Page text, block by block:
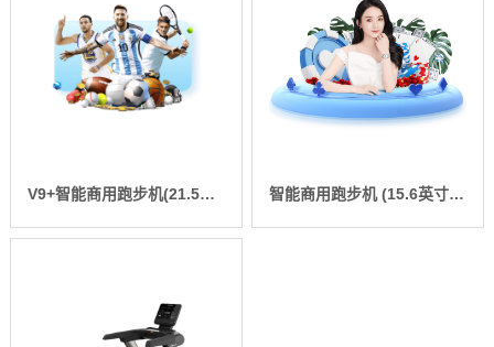
V9+智能商用跑步机(21.5英寸)-SH-T8919T-Y50 智能商用跑步机 (15.6英寸)-SH-T8919T